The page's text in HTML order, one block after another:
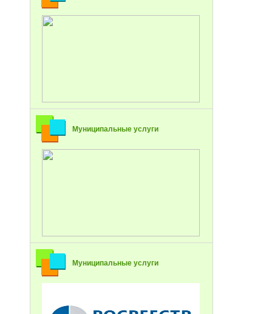
Муниципальные услуги
Муниципальные услуги